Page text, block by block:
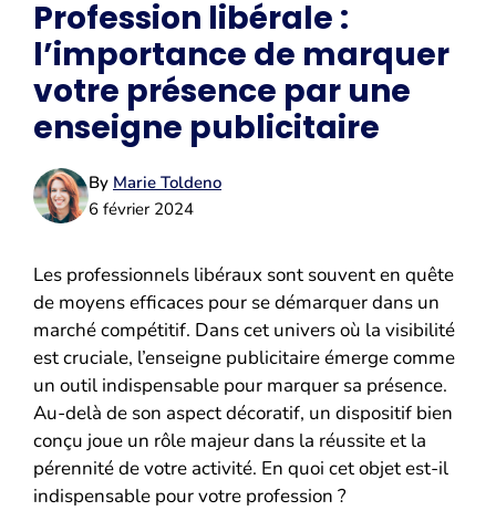
Profession libérale :
l’importance de marquer
votre présence par une
enseigne publicitaire
By Marie Toldeno
6 février 2024
Les professionnels libéraux sont souvent en quête
de moyens efficaces pour se démarquer dans un
marché compétitif. Dans cet univers où la visibilité
est cruciale, l’enseigne publicitaire émerge comme
un outil indispensable pour marquer sa présence.
Au-delà de son aspect décoratif, un dispositif bien
conçu joue un rôle majeur dans la réussite et la
pérennité de votre activité. En quoi cet objet est-il
indispensable pour votre profession ?